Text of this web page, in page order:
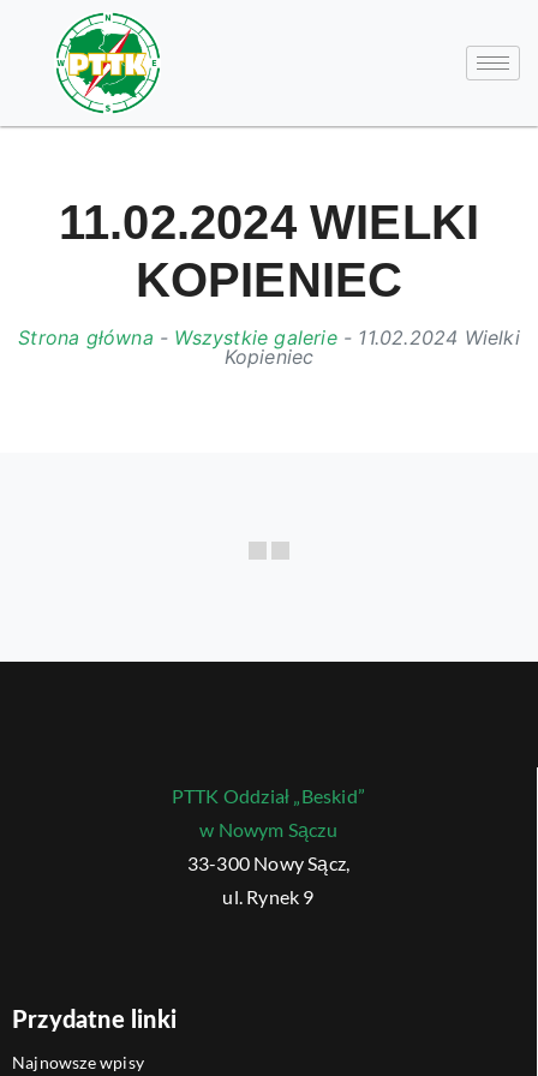
11.02.2024 WIELKI
KOPIENIEC
Strona główna - Wszystkie galerie- 11.02.2024 Wielki
Kopieniec
PTTK Oddział „Beskid”
w Nowym Sączu
33-300 Nowy Sącz,
ul. Rynek 9
Przydatne linki
Najnowsze wpisy